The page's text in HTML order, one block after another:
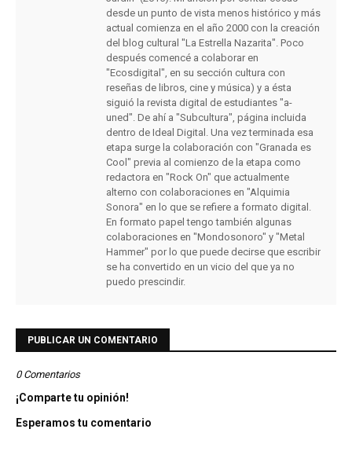
desde un punto de vista menos histórico y más
actual comienza en el año 2000 con la creación
del blog cultural "La Estrella Nazarita". Poco
después comencé a colaborar en
"Ecosdigital", en su sección cultura con
reseñas de libros, cine y música) y a ésta
siguió la revista digital de estudiantes "a-
uned". De ahí a "Subcultura", página incluida
dentro de Ideal Digital. Una vez terminada esa
etapa surge la colaboración con "Granada es
Cool" previa al comienzo de la etapa como
redactora en "Rock On" que actualmente
alterno con colaboraciones en "Alquimia
Sonora" en lo que se refiere a formato digital.
En formato papel tengo también algunas
colaboraciones en "Mondosonoro" y "Metal
Hammer" por lo que puede decirse que escribir
se ha convertido en un vicio del que ya no
puedo prescindir.
PUBLICAR UN COMENTARIO
0 Comentarios
¡Comparte tu opinión!
Esperamos tu comentario